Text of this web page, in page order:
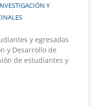
Y
y egresadas
y Desarrollo de
de estudiantes y